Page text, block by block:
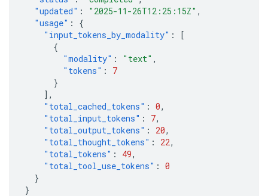
"updated" : "2025-11-26T12:25:15Z" ,
"usage" :
{
"input_tokens_by_modality" :
[
{
"modality" : "text" ,
"tokens" :
7
}
],
"total_cached_tokens" : 0,
"total_input_tokens" : 7,
"total_output_tokens" : 20,
"total_thought_tokens" : 22,
"total_tokens" : 49,
"total_tool_use_tokens" : 0
}
}